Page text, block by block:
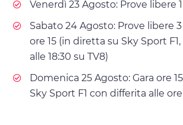
Venerdì 23 Agosto: Prove libere
Sabato 24 Agosto: Prove libere
ore 15 (in diretta su Sky Sport
alle 18:30 su TV8)
Domenica 25 Agosto: Gara ore
Sky Sport F1 con differita alle ore